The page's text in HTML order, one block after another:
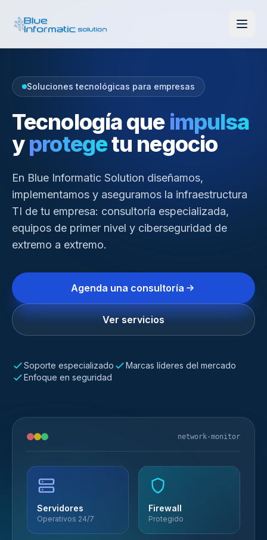
Soluciones tecnológicas para empresas
Tecnología que impulsa
yprotegetu negocio
En Blue Informatic Solution diseñamos,
implementamos y aseguramos la infraestructura
TI de tu empresa: consultoría especializada,
equipos de primer nivel y ciberseguridad de
extremo a extremo.
Agenda una consultoría
Ver servicios
Soporte especializado
Marcas líderes del mercado
Enfoque en seguridad
network-monitor
Servidores
Operativos 24/7
Firewall
Protegido